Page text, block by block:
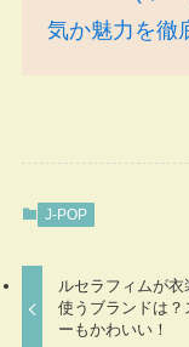
気か魅力を徹
J-POP
ルセラフィムが衣
使うブランドは？
ーもかわいい！